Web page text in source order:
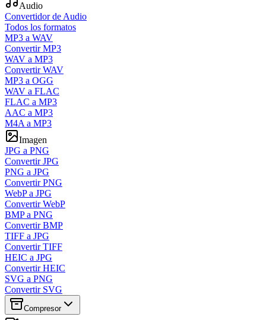
Audio
Convertidor de Audio
Todos los formatos
MP3 a WAV
Convertir MP3
WAV a MP3
Convertir WAV
MP3 a OGG
WAV a FLAC
FLAC a MP3
AAC a MP3
M4A a MP3
Imagen
JPG a PNG
Convertir JPG
PNG a JPG
Convertir PNG
WebP a JPG
Convertir WebP
BMP a PNG
Convertir BMP
TIFF a JPG
Convertir TIFF
HEIC a JPG
Convertir HEIC
SVG a PNG
Convertir SVG
Compresor